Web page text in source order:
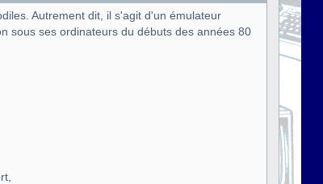
Autrement dit, il s'agit d'un émulateur
sous ses ordinateurs du débuts des années 80